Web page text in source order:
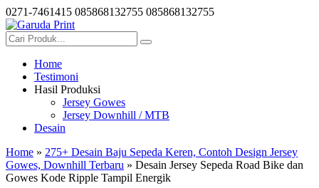
0271-7461415 085868132755 085868132755
Home
Testimoni
Hasil Produksi
Jersey Gowes
Jersey Downhill / MTB
Desain
Home » 275+ Desain Baju Sepeda Keren, Contoh Design Jersey
Gowes, Downhill Terbaru » Desain Jersey Sepeda Road Bike dan
Gowes Kode Ripple Tampil Energik